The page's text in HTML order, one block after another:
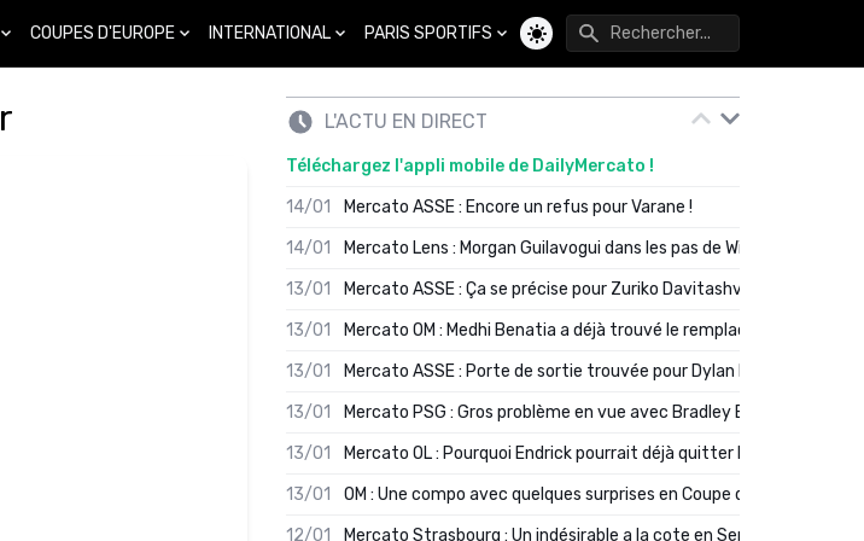
COUPES D'EUROPE INTERNATIONAL PARIS SPORTIFS
Changer de thème
L'ACTU EN DIRECT
Téléchargez l'appli mobile de DailyMercato !
14/01
Mercato ASSE : Encore un refus pour Varane !
14/01
Mercato Lens : Morgan Guilavogui dans les pas de Will Still ?
13/01
Mercato ASSE : Ça se précise pour Zuriko Davitashvili
13/01
Mercato OM : Medhi Benatia a déjà trouvé le remplaçant de Robinio
13/01
Mercato ASSE : Porte de sortie trouvée pour Dylan Batubinsika
13/01
Mercato PSG : Gros problème en vue avec Bradley Barcola ?
13/01
Mercato OL : Pourquoi Endrick pourrait déjà quitter Lyon en janvier
13/01
OM : Une compo avec quelques surprises en Coupe de France
12/01
Mercato Strasbourg : Un indésirable a la cote en Serie A